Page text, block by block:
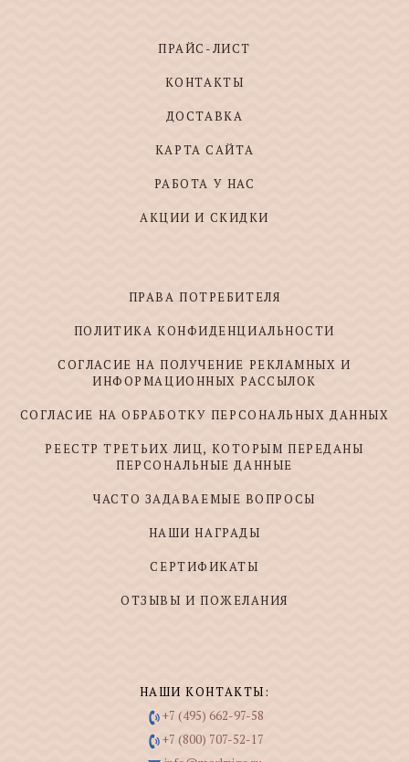
ПРАЙС-ЛИСТ
КОНТАКТЫ
ДОСТАВКА
КАРТА САЙТА
РАБОТА У НАС
АКЦИИ И СКИДКИ
ПРАВА ПОТРЕБИТЕЛЯ
ПОЛИТИКА КОНФИДЕНЦИАЛЬНОСТИ
СОГЛАСИЕ НА ПОЛУЧЕНИЕ РЕКЛАМНЫХ И
ИНФОРМАЦИОННЫХ РАССЫЛОК
СОГЛАСИЕ НА ОБРАБОТКУ ПЕРСОНАЛЬНЫХ ДАННЫХ
РЕЕСТР ТРЕТЬИХ ЛИЦ, КОТОРЫМ ПЕРЕДАНЫ
ПЕРСОНАЛЬНЫЕ ДАННЫЕ
ЧАСТО ЗАДАВАЕМЫЕ ВОПРОСЫ
НАШИ НАГРАДЫ
СЕРТИФИКАТЫ
ОТЗЫВЫ И ПОЖЕЛАНИЯ
НАШИ КОНТАКТЫ:
+7 (495) 662-97-58
+7 (800) 707-52-17